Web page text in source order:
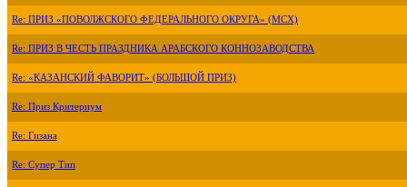
Re: ПРИЗ «ПОВОЛЖСКОГО ФЕДЕРАЛЬНОГО ОКРУГА» (МСХ)
Re: ПРИЗ В ЧЕСТЬ ПРАЗДНИКА АРАБСКОГО КОННОЗАВОДСТВА
Re: «КАЗАНСКИЙ ФАВОРИТ» (БОЛЬШОЙ ПРИЗ)
Re: Приз Критериум
Re: Гизана
Re: Супер Тип